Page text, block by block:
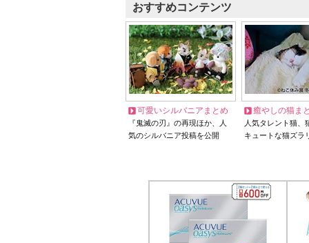
おすすめコンテンツ
可愛いシルバニアまとめ
『鬼滅の刃』の再現ほか、人
気のシルバニア投稿を公開
癒やしの猫ま
人気タレント猫
キュートな猫ズラ